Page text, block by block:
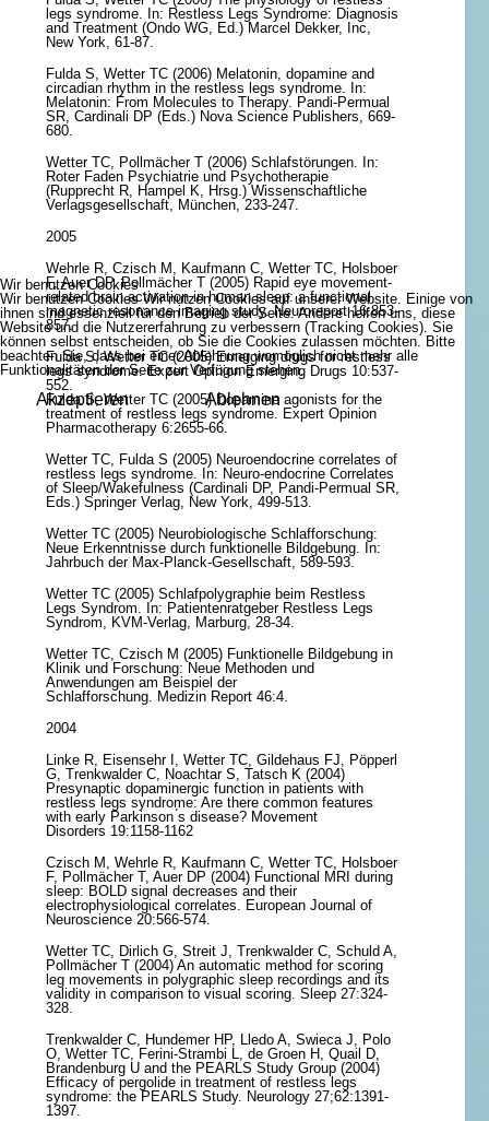
legs syndrome. In: Restless Legs Syndrome: Diagnosis
and Treatment (Ondo WG, Ed.) Marcel Dekker, Inc,
New York, 61-87.
Fulda S, Wetter TC (2006) Melatonin, dopamine and
circadian rhythm in the restless legs syndrome. In:
Melatonin: From Molecules to Therapy. Pandi-Permual
SR, Cardinali DP (Eds.) Nova Science Publishers, 669-
680.
Wetter TC, Pollmächer T (2006) Schlafstörungen. In:
Roter Faden Psychiatrie und Psychotherapie
(Rupprecht R, Hampel K, Hrsg.) Wissenschaftliche
Verlagsgesellschaft, München, 233-247.
2005
Wehrle R, Czisch M, Kaufmann C, Wetter TC, Holsboer
F, Auer DP, Pollmächer T (2005) Rapid eye movement-
related brain activation in human sleep: a functional
magnetic resonance imaging study. Neuroreport 16:853-
857.
Fulda S, Wetter TC (2005) Emerging drugs for restless
legs syndrome. Expert Opinion Emerging Drugs 10:537-
552.
Fulda S, Wetter TC (2005) Dopamine agonists for the
treatment of restless legs syndrome. Expert Opinion
Pharmacotherapy 6:2655-66.
Wetter TC, Fulda S (2005) Neuroendocrine correlates of
restless legs syndrome. In: Neuro-endocrine Correlates
of Sleep/Wakefulness (Cardinali DP, Pandi-Permual SR,
Eds.) Springer Verlag, New York, 499-513.
Wetter TC (2005) Neurobiologische Schlafforschung:
Neue Erkenntnisse durch funktionelle Bildgebung. In:
Jahrbuch der Max-Planck-Gesellschaft, 589-593.
Wetter TC (2005) Schlafpolygraphie beim Restless
Legs Syndrom. In: Patientenratgeber Restless Legs
Syndrom, KVM-Verlag, Marburg, 28-34.
Wetter TC, Czisch M (2005) Funktionelle Bildgebung in
Klinik und Forschung: Neue Methoden und
Anwendungen am Beispiel der
Schlafforschung. Medizin Report 46:4.
2004
Linke R, Eisensehr I, Wetter TC, Gildehaus FJ, Pöpperl
G, Trenkwalder C, Noachtar S, Tatsch K (2004)
Presynaptic dopaminergic function in patients with
restless legs syndrome: Are there common features
with early Parkinson ́s disease? Movement
Disorders 19:1158-1162
Czisch M, Wehrle R, Kaufmann C, Wetter TC, Holsboer
F, Pollmächer T, Auer DP (2004) Functional MRI during
sleep: BOLD signal decreases and their
electrophysiological correlates. European Journal of
Neuroscience 20:566-574.
Wetter TC, Dirlich G, Streit J, Trenkwalder C, Schuld A,
Pollmächer T (2004) An automatic method for scoring
leg movements in polygraphic sleep recordings and its
validity in comparison to visual scoring. Sleep 27:324-
328.
Trenkwalder C, Hundemer HP, Lledo A, Swieca J, Polo
O, Wetter TC, Ferini-Strambi L, de Groen H, Quail D,
Brandenburg U and the PEARLS Study Group (2004)
Efficacy of pergolide in treatment of restless legs
syndrome: the PEARLS Study. Neurology 27;62:1391-
1397.
Wir benutzen Cookies
Wir benutzen Cookies Wir nutzen Cookies auf unserer Website. Einige von
ihnen sind essenziell für den Betrieb der Seite. Andere helfen uns, diese
Website und die Nutzererfahrung zu verbessern (Tracking Cookies). Sie
können selbst entscheiden, ob Sie die Cookies zulassen möchten. Bitte
beachten Sie, dass bei einer Ablehnung womöglich nicht mehr alle
Funktionalitäten der Seite zur Verfügung stehen.
Akzeptieren Ablehnen